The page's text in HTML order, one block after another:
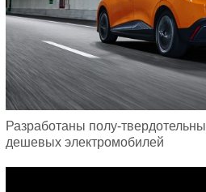
Разработаны полу-
дешевых электромобилей